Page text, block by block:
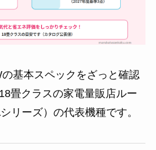
基本スペックをざっと確認
畳クラスの家電量販店ルー
リーズ）の代表機種です。